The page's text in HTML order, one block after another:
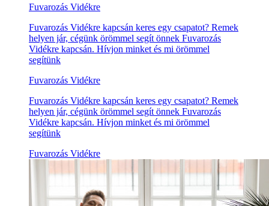
Fuvarozás Vidékre
Fuvarozás Vidékre kapcsán keres egy csapatot? Remek
helyen jár, cégünk örömmel segít önnek Fuvarozás
Vidékre kapcsán. Hívjon minket és mi örömmel
segítünk
Fuvarozás Vidékre
Fuvarozás Vidékre kapcsán keres egy csapatot? Remek
helyen jár, cégünk örömmel segít önnek Fuvarozás
Vidékre kapcsán. Hívjon minket és mi örömmel
segítünk
Fuvarozás Vidékre